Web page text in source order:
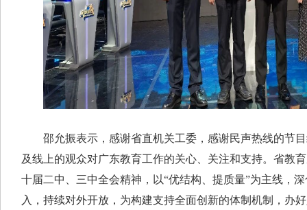
邵允振表示，感谢省直机关工委，感谢民声热线的节目
及线上的观众对广东教育工作的关心、关注和支持。省教
十届二中、三中全会精神，以“优结构、提质量”为主线，
入，持续对外开放，为构建支持全面创新的体制机制，办